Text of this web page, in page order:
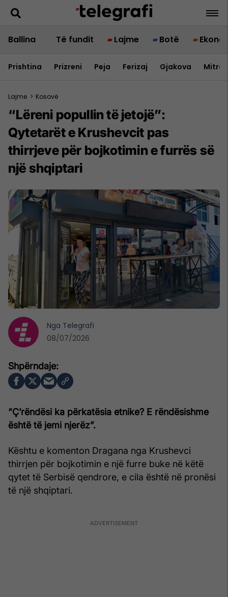
Ballina Të fundit Lajme Botë
Prishtina Prizreni Peja Ferizaj Gjakova
Lajme > Kosovë
“Lëreni popullin të jetojë”:
Qytetarët e Krushevcit pas
thirrjeve për bojkotimin e furrës së
një shqiptari
“Ç’rëndësi ka përkatësia etnike? E rëndësishme
është të jemi njerëz”.
Kështu e komenton Dragana nga Krushevci
thirrjen për bojkotimin e një furre buke në këtë
qytet të Serbisë qendrore, e cila është në pronësi
të një shqiptari.
Nga Telegrafi
08/07/2026